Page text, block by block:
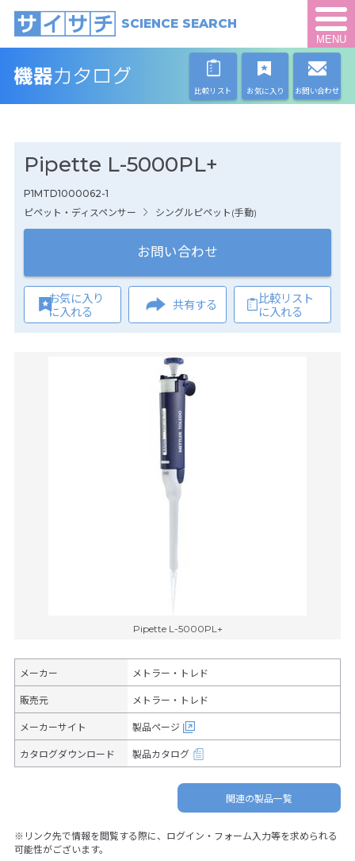
SCIENCE SEARCH
MENU
比較リスト お気に入り お問い合わせ
Pipette L-5000PL+
P1MTD1000062-1
ピペット・ディスペンサー
シングルピペット(手動)
お問い合わせ
お気に入り
に入れる
共有する
比較リスト
に入れる
Pipette L-5000PL+
メーカー メトラー・トレド
販売元 メトラー・トレド
メーカーサイト 製品ページ
カタログダウンロード 製品カタログ
関連の製品一覧
※リンク先で情報を閲覧する際に、ログイン・フォーム入力等を求められる
可能性がございます。